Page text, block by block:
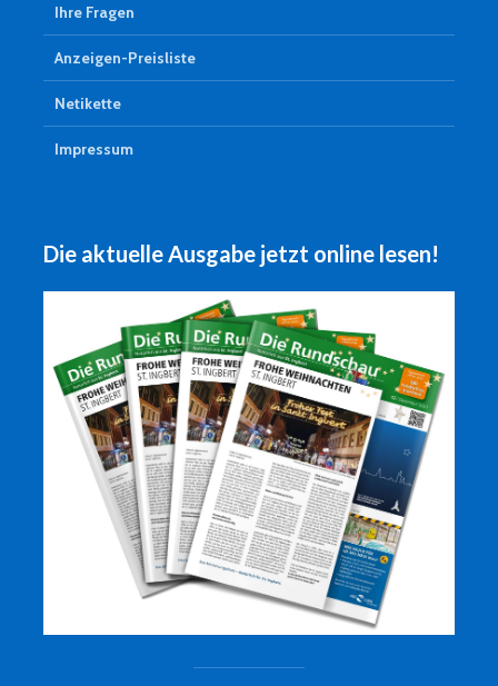
Ihre Fragen
Anzeigen-Preisliste
Netikette
Impressum
Die aktuelle Ausgabe jetzt online lesen!